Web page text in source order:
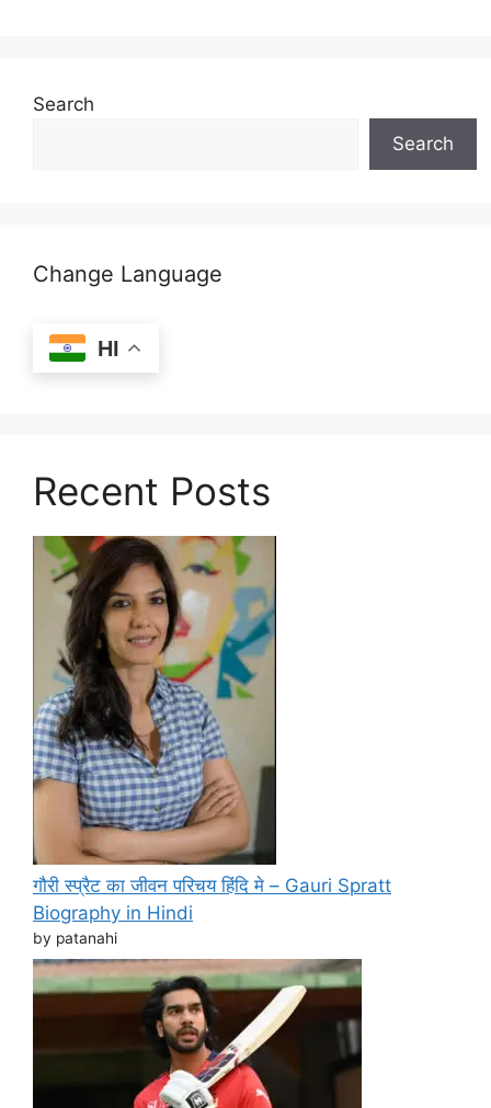
Search
Search
Change Language
HI
Recent Posts
गौरी स्प्रैट का जीवन परिचय हिंदि मे – Gauri Spratt
Biography in Hindi
by patanahi